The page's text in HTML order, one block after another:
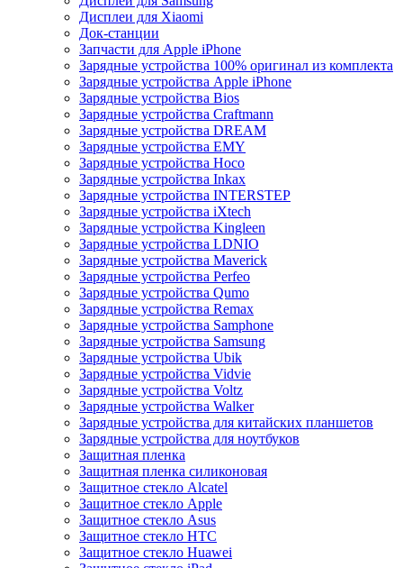
Дисплеи для Xiaomi
Док-станции
Запчасти для Apple iPhone
Зарядные устройства 100% оригинал из комплекта
Зарядные устройства Apple iPhone
Зарядные устройства Bios
Зарядные устройства Craftmann
Зарядные устройства DREAM
Зарядные устройства EMY
Зарядные устройства Hoco
Зарядные устройства Inkax
Зарядные устройства INTERSTEP
Зарядные устройства iXtech
Зарядные устройства Kingleen
Зарядные устройства LDNIO
Зарядные устройства Maverick
Зарядные устройства Perfeo
Зарядные устройства Qumo
Зарядные устройства Remax
Зарядные устройства Samphone
Зарядные устройства Samsung
Зарядные устройства Ubik
Зарядные устройства Vidvie
Зарядные устройства Voltz
Зарядные устройства Walker
Зарядные устройства для китайских планшетов
Зарядные устройства для ноутбуков
Защитная пленка
Защитная пленка силиконовая
Защитное стекло Alcatel
Защитное стекло Apple
Защитное стекло Asus
Защитное стекло HTC
Защитное стекло Huawei